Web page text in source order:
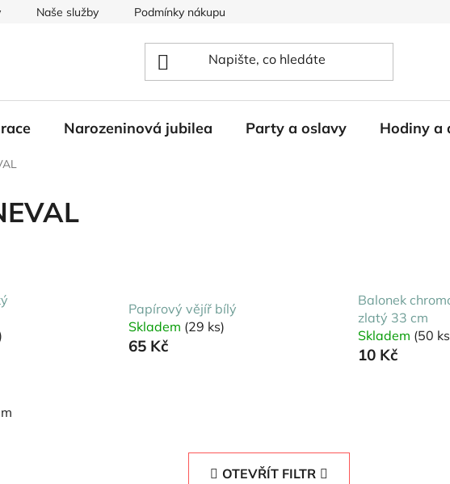
Naše služby Podmínky nákupu
Narozeninová jubilea Party a oslavy Hodiny a
Papírový vějíř bílý
Skladem (29 ks)
65 Kč
Balonek
zlatý 33 cm
Skladem (50
10 Kč
OTEVŘÍT FILTR